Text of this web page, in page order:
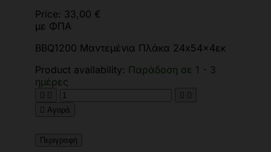
Price: 33,00 €
με ΦΠΑ
BBQ1200 Μαντεμένια Πλάκα 24x54x4εκ
Product availability: Παράδοση σε 1 - 3
ημέρες
   
 Αγορά
Περιγραφή